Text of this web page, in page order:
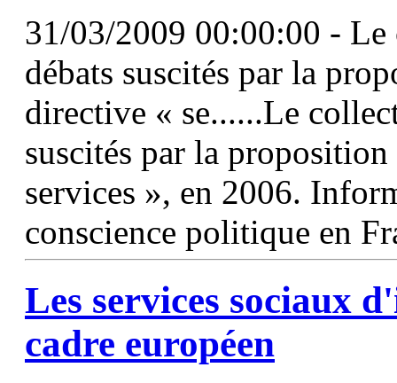
31/03/2009 00:00:00 - Le
débats suscités par la
directive « se......Le
suscités par la
services », en 2006.
conscience politique en
Les services sociaux
cadre européen